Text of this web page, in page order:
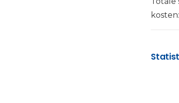
kosten: